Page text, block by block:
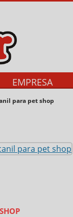
EMPRESA
para pet shop